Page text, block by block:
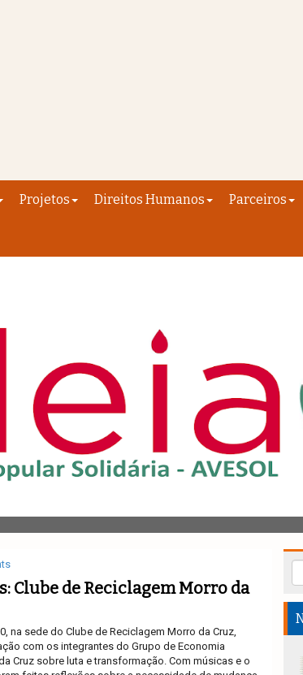
Projetos Direitos Humanos Parceiros
Clube de Reciclagem Morro da
na sede do Clube de Reciclagem Morro da Cruz,
com os integrantes do Grupo de Economia
Cruz sobre luta e transformação. Com músicas e o